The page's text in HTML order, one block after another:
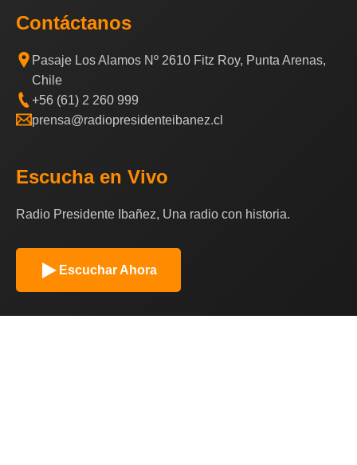
Contáctanos
Pasaje Los Alamos Nº 2610 Fitz Roy, Punta Arenas,
Chile
+56 (61) 2 260 999
prensa@radiopresidenteibanez.cl
Escucha en Vivo
Radio Presidente Ibañez, Una radio con historia.
Escuchar Ahora